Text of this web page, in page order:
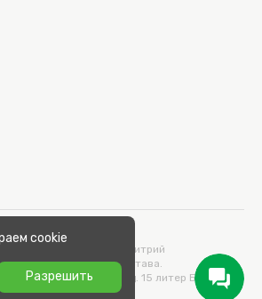
Метельский Дмитрий
на основании Устава.
г. Минск, ул. Кульман, д. 15 литер Б 9/к.
cookie
Разрешить